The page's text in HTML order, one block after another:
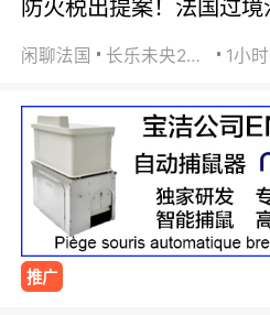
防火税出提案！法国过境
闲聊法国 长乐未央2015 1小
推广